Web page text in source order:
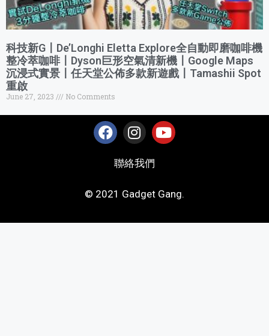
科技新G〡De’Longhi Eletta Explore全自動即磨咖啡機
整冷萃咖啡〡Dyson巨形空氣清新機〡Google Maps
沉浸式實景〡任天堂公佈多款新遊戲〡Tamashii Spot
重啟
June 27, 2023 No Comments
聯絡我們
© 2021 Gadget Gang.